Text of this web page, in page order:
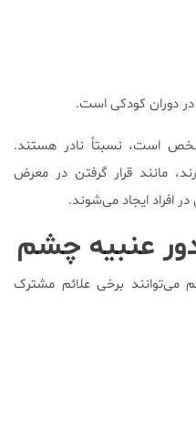
در دوران کودکی است.
است، نسبتاً نادر هستند.
مانند قرار گرفتن در معرض
در افراد ایجاد می‌شوند.
عنبیه چشم
می‌توانند برخی علائم مشترک